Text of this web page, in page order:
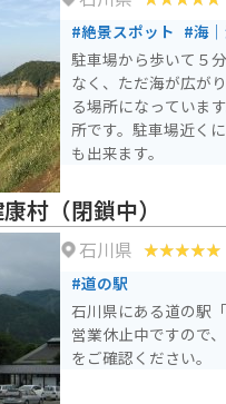
#絶景スポット #海
駐車場から歩いて５
なく、ただ海が広が
る場所になっていま
所です。駐車場近く
も出来ます。
村（閉鎖中）
石川県
#道の駅
石川県にある道の駅
営業休止中ですので
をご確認ください。